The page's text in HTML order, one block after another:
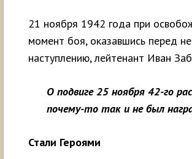
21 ноября 1942 года при
момент боя, оказавшись перед
наступлению, лейтенант Иван
О подвиге 25 ноября 42-го
почему-то так и не был
Стали Героями